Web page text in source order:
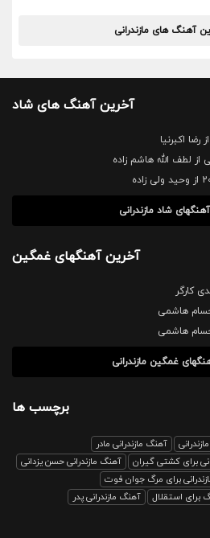
آهنگ های مازندرانی
آخرین آهنگ های شاد
اکبرنیا
لطف الله هاشم زاده
شاد مازندرانی
آخرین آهنگهای غمگین
کارگر
هاشمی
هاشمی
غمگین مازندرانی
برچسب ها
آهنگ مازندرانی مادر
برای کشتی گیران
آهنگ مازندرانی حسن یزدانی
برای مرگ جوان فوت
برای استقلال
آهنگ مازندرانی پدر